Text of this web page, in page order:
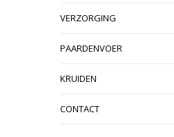
VERZORGING
PAARDENVOER
KRUIDEN
CONTACT